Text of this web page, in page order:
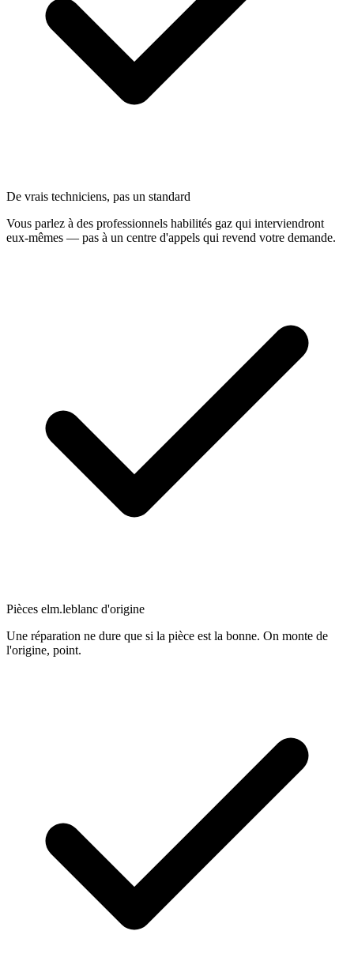
De vrais techniciens, pas un standard
Vous parlez à des professionnels habilités gaz qui interviendront
eux-mêmes — pas à un centre d'appels qui revend votre demande.
Pièces elm.leblanc d'origine
Une réparation ne dure que si la pièce est la bonne. On monte de
l'origine, point.